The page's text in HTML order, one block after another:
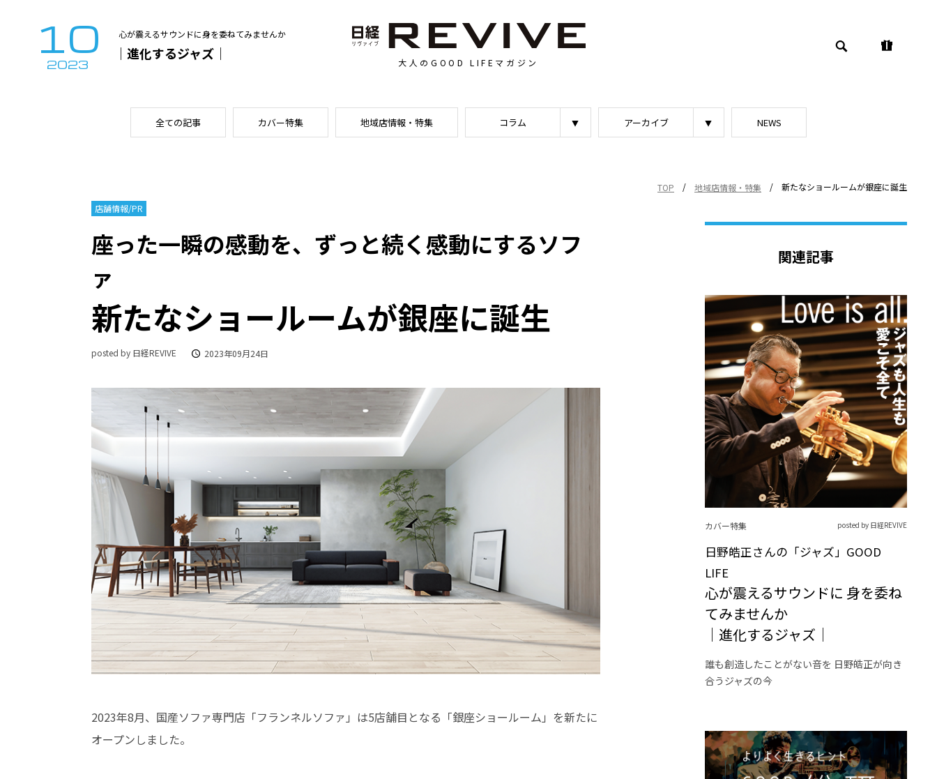
10
2023
心が震えるサウンドに身を委ねてみませんか
｜進化するジャズ｜
大人のGOOD LIFEマガジン
全ての記事 カバー特集 地域店情報・特集 コラム アーカイブ NEWS
TOP / 地域店情報・特集 /
新たなショールームが銀座に誕生
店舗情報/PR
座った一瞬の感動を、ずっと続く感動にするソフ
ァ
新たなショールームが銀座に誕生
posted by 日経REVIVE 2023年09月24日
2023年8月、国産ソファ専門店「フランネルソファ」は5店舗目となる「銀座ショールーム」を新たに
オープンしました。
関連記事
カバー特集 posted by 日経REVIVE
日野皓正さんの「ジャズ」GOOD
LIFE
心が震えるサウンドに 身を委ね
てみませんか
｜進化するジャズ｜
誰も創造したことがない音を 日野皓正が向き
合うジャズの今